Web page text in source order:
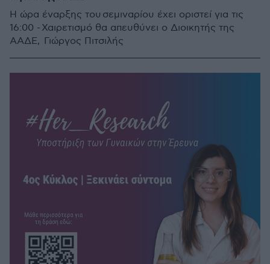
Η ώρα έναρξης του σεμιναρίου έχει οριστεί για τις
16:00 - Χαιρετισμό θα απευθύνει ο Διοικητής της
ΑΑΔΕ, Γιώργος Πιτσιλής